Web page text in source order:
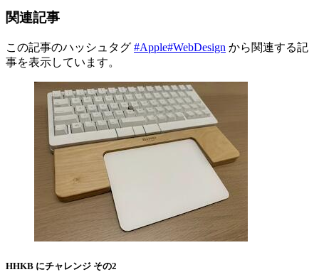
関連記事
この記事のハッシュタグ #Apple#WebDesign から関連する記
事を表示しています。
HHKB にチャレンジ その2